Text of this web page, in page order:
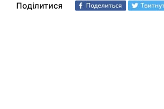
Поділитися